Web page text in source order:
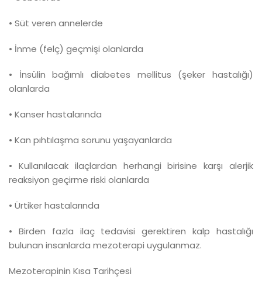
• Süt veren annelerde
• İnme (felç) geçmişi olanlarda
• İnsülin bağımlı diabetes mellitus (şeker hastalığı)
olanlarda
• Kanser hastalarında
• Kan pıhtılaşma sorunu yaşayanlarda
• Kullanılacak ilaçlardan herhangi birisine karşı alerjik
reaksiyon geçirme riski olanlarda
• Ürtiker hastalarında
• Birden fazla ilaç tedavisi gerektiren kalp hastalığı
bulunan insanlarda mezoterapi uygulanmaz.
Mezoterapinin Kısa Tarihçesi